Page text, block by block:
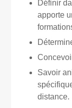
Définir
apporte
Savoir
distance.